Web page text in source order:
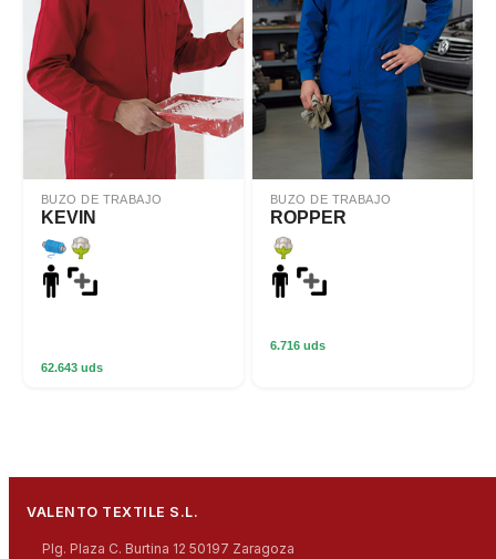
BUZO DE TRABAJO
KEVIN
62.643 uds
BUZO DE TRABAJO
ROPPER
6.716 uds
VALENTO TEXTILE S.L.
Plg. Plaza C. Burtina 12 50197 Zaragoza